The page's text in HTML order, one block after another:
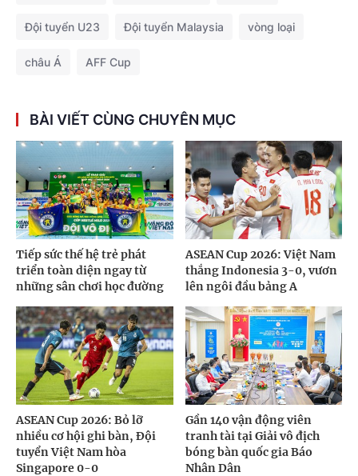
Đội tuyển U23 Đội tuyển Malaysia vòng loại
châu Á AFF Cup
BÀI VIẾT CÙNG CHUYÊN MỤC
Tiếp sức thế hệ trẻ phát
triển toàn diện ngay từ
những sân chơi học đường
ASEAN Cup 2026: Việt Nam
thắng Indonesia 3-0, vươn
lên ngôi đầu bảng A
ASEAN Cup 2026: Bỏ lỡ
nhiều cơ hội ghi bàn, Đội
tuyển Việt Nam hòa
Singapore 0-0
Gần 140 vận động viên
tranh tài tại Giải vô địch
bóng bàn quốc gia Báo
Nhân Dân